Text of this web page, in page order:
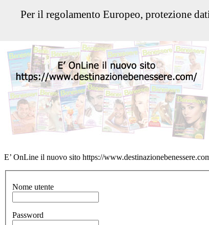
E’ OnLine il nuovo sito https://
Nome utente
Password
Per il regolamento Europeo, protezione